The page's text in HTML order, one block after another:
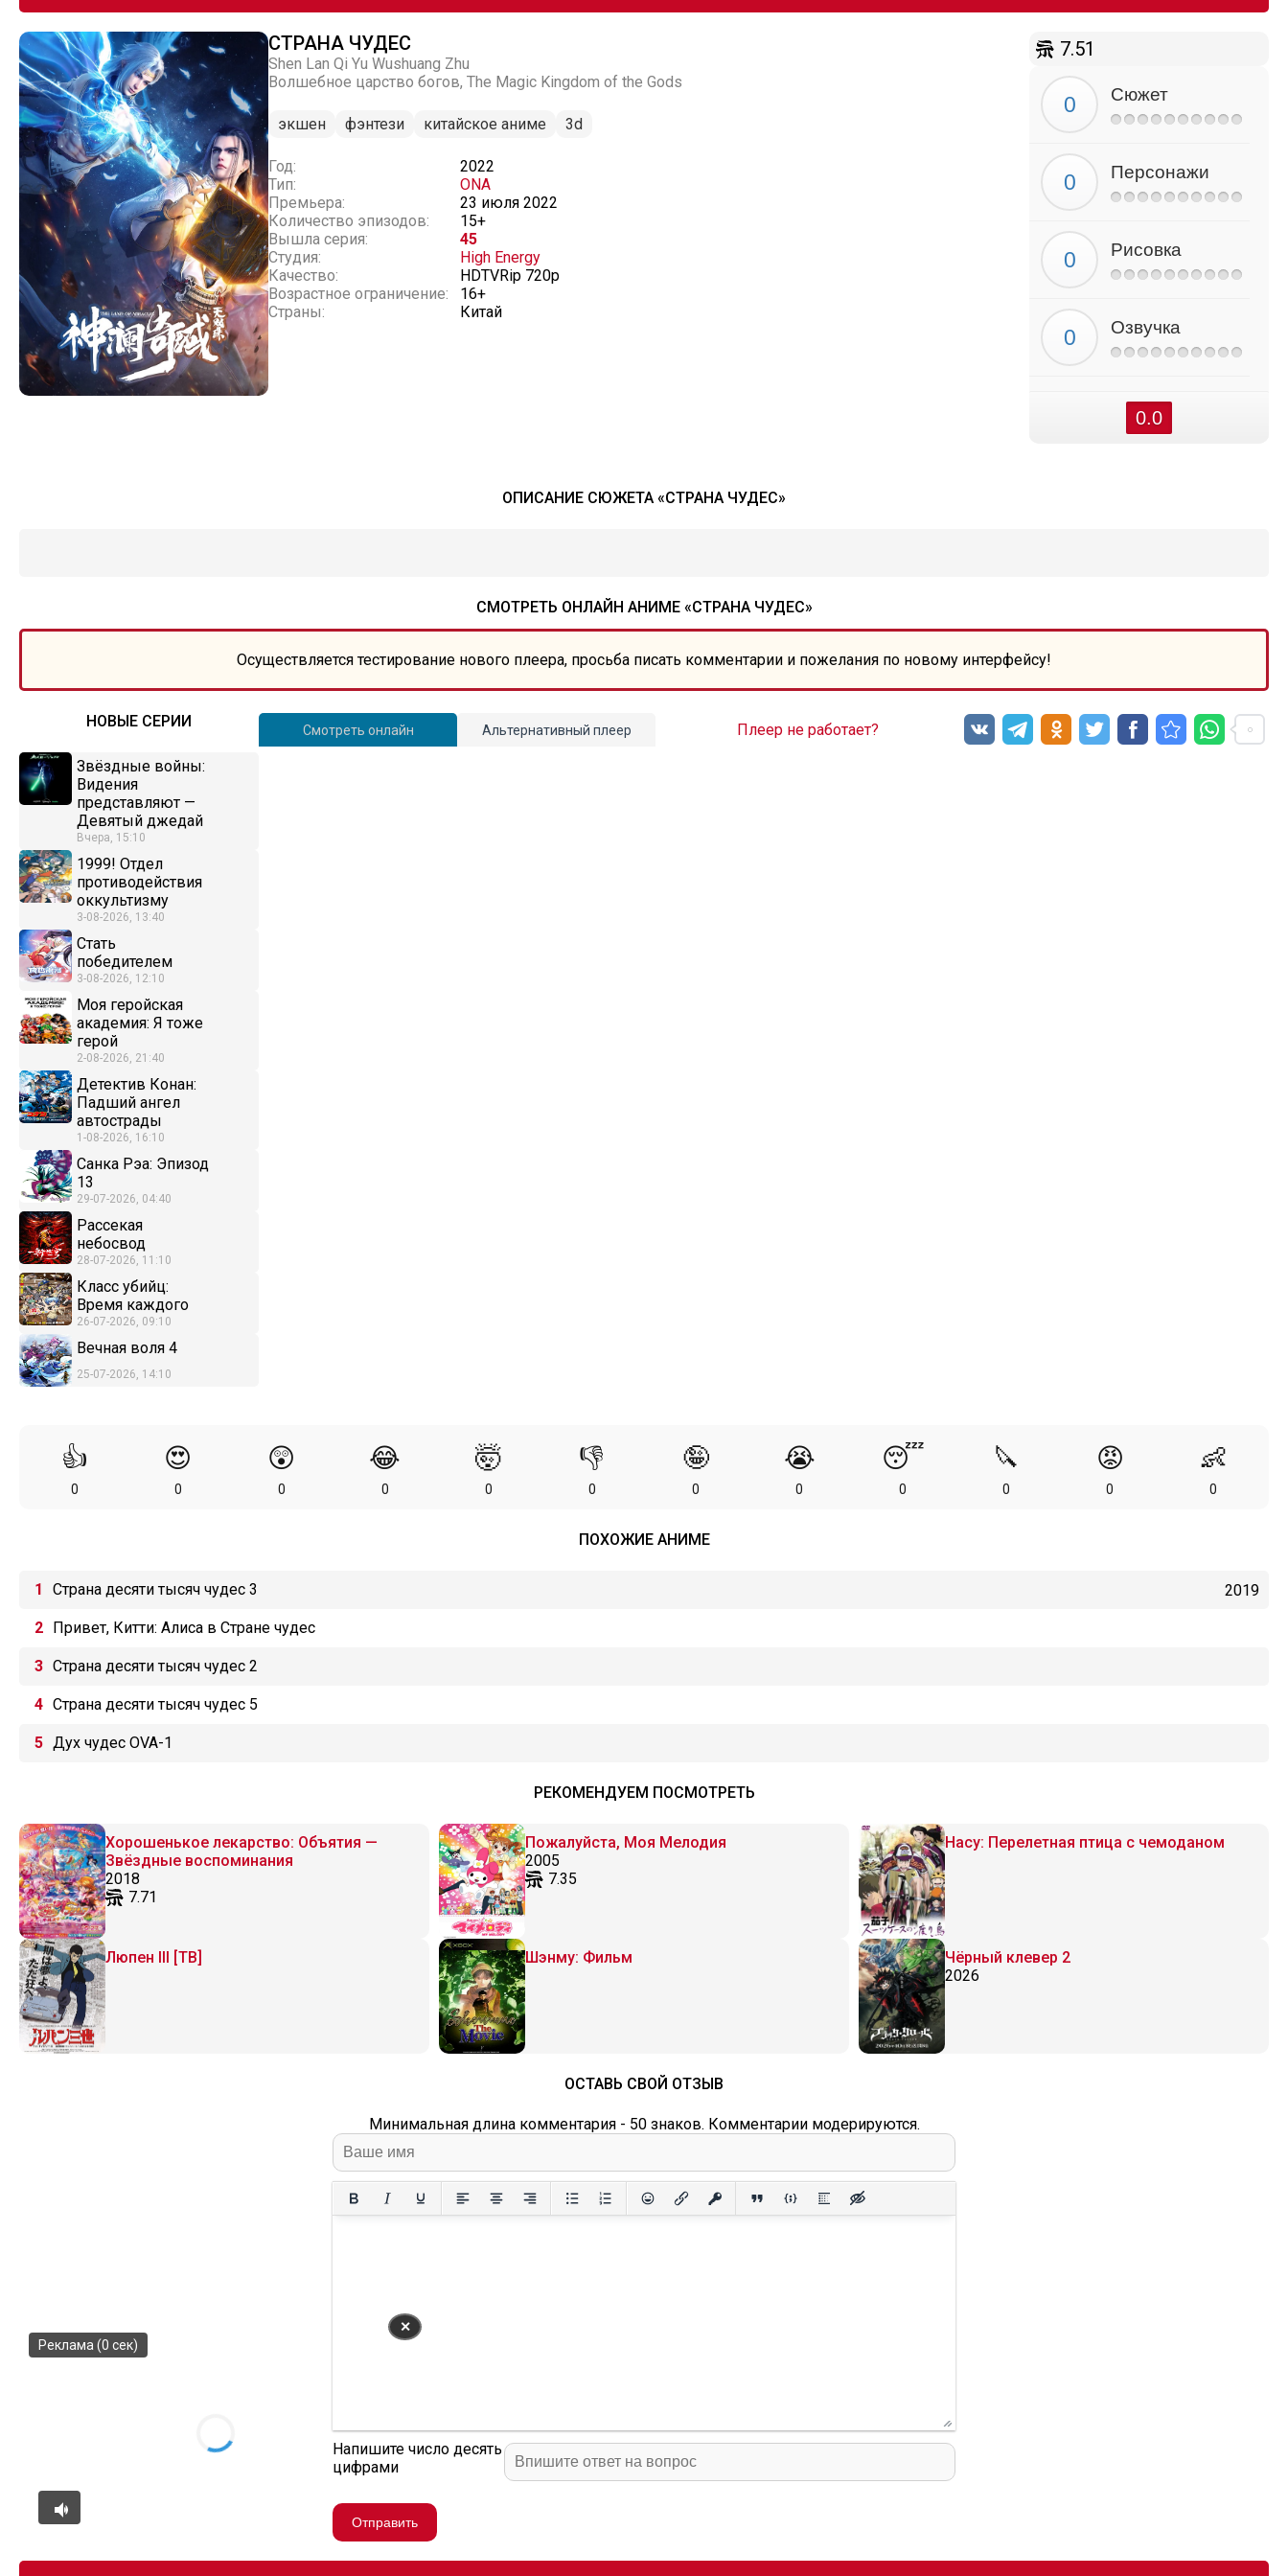
СТРАНА ЧУДЕС
Shen Lan Qi Yu Wushuang Zhu
Волшебное царство богов, The Magic Kingdom of the Gods
экшен фэнтези китайское аниме 3d
Год:
2022
Тип:
ONA
Премьера:
23 июля 2022
Количество эпизодов:
15+
Вышла серия:
45
Студия:
High Energy
Качество:
HDTVRip 720p
Возрастное ограничение:
16+
Страны:
Китай
7.51
Сюжет
Персонажи
Рисовка
Озвучка
0.0
ОПИСАНИЕ СЮЖЕТА «СТРАНА ЧУДЕС»
СМОТРЕТЬ ОНЛАЙН АНИМЕ «СТРАНА ЧУДЕС»
Осуществляется тестирование нового плеера, просьба писать комментарии и пожелания по новому интерфейсу!
НОВЫЕ СЕРИИ
Звёздные войны:
Видения
представляют —
Девятый джедай
Вчера, 15:10
1999! Отдел
противодействия
оккультизму
3-08-2026, 13:40
Стать
победителем
3-08-2026, 12:10
Моя геройская
академия: Я тоже
герой
2-08-2026, 21:40
Детектив Конан:
Падший ангел
автострады
1-08-2026, 16:10
Санка Рэа: Эпизод
13
29-07-2026, 04:40
Рассекая
небосвод
28-07-2026, 11:10
Класс убийц:
Время каждого
26-07-2026, 09:10
Вечная воля 4
25-07-2026, 14:10
Смотреть онлайн Альтернативный плеер Плеер не работает?
👍
0
😍
0
😲
0
😂
0
🤯
0
👎
0
🤪
0
😭
0
😴
0
🔪
0
😡
0
👶
0
ПОХОЖИЕ АНИМЕ
Страна десяти тысяч чудес 3 2019
Привет, Китти: Алиса в Стране чудес
Страна десяти тысяч чудес 2
Страна десяти тысяч чудес 5
Дух чудес OVA-1
РЕКОМЕНДУЕМ ПОСМОТРЕТЬ
Хорошенькое лекарство: Объятия —
Звёздные воспоминания
2018
7.71
Пожалуйста, Моя Мелодия
2005
7.35
Насу: Перелетная птица с чемоданом
Люпен III [ТВ] Шэнму: Фильм
Чёрный клевер 2
2026
ОСТАВЬ СВОЙ ОТЗЫВ
Минимальная длина комментария - 50 знаков. Комментарии модерируются.
Напишите число десять
цифрами
Отправить
✕
Реклама (0 сек)